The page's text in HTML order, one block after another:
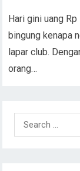
Hari gini uang
bingung kenapa
lapar club.
orang…
Search
for: